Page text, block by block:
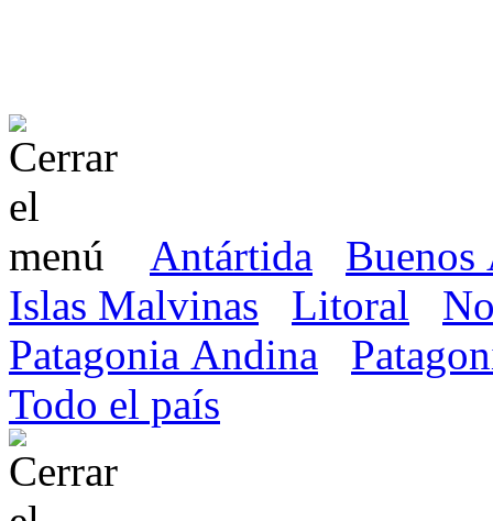
Antártida
Buenos
Islas Malvinas
Litoral
Patagonia Andina
Todo el país